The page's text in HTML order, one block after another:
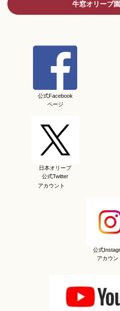
牛窓オリーブ
公式Facebook
ページ
日本オリーブ
公式Twitter
アカウント
公式
アカウン